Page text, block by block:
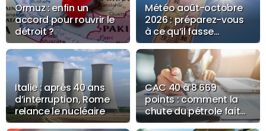
Ormuz : enfin un
accord pour rouvrir le
détroit ?
Météo août-octobre
2026 : préparez-vous
à ce qu’il fasse
toujours très chaud
Italie : après 40 ans
d’interruption, Rome
relance le nucléaire
CAC 40 à 8 669
points : comment la
chute du pétrole fait
bondir Paris